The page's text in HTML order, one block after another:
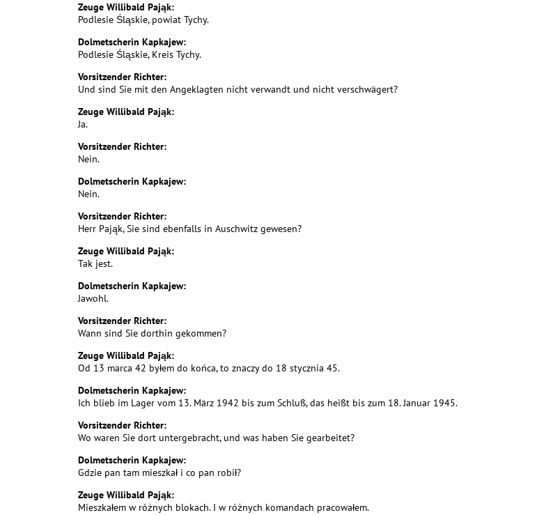
Zeuge Willibald Pająk:
Podlesie Śląskie, powiat Tychy.
Dolmetscherin Kapkajew:
Podlesie Śląskie, Kreis Tychy.
Vorsitzender Richter:
Und sind Sie mit den Angeklagten nicht verwandt und nicht verschwägert?
Zeuge Willibald Pająk:
Ja.
Vorsitzender Richter:
Nein.
Dolmetscherin Kapkajew:
Nein.
Vorsitzender Richter:
Herr Pająk, Sie sind ebenfalls in Auschwitz gewesen?
Zeuge Willibald Pająk:
Tak jest.
Dolmetscherin Kapkajew:
Jawohl.
Vorsitzender Richter:
Wann sind Sie dorthin gekommen?
Zeuge Willibald Pająk:
Od 13 marca 42 byłem do końca, to znaczy do 18 stycznia 45.
Dolmetscherin Kapkajew:
Ich blieb im Lager vom 13. März 1942 bis zum Schluß, das heißt bis zum 18. Januar 1945.
Vorsitzender Richter:
Wo waren Sie dort untergebracht, und was haben Sie gearbeitet?
Dolmetscherin Kapkajew:
Gdzie pan tam mieszkał i co pan robił?
Zeuge Willibald Pająk:
Mieszkałem w różnych blokach. I w różnych komandach pracowałem.